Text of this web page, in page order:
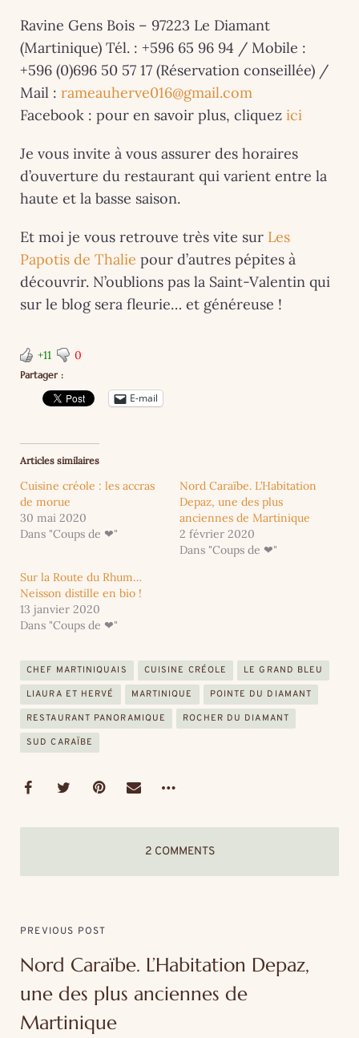
Ravine Gens Bois – 97223 Le Diamant
(Martinique) Tél. : +596 65 96 94 / Mobile :
+596 (0)696 50 57 17 (Réservation conseillée) /
Mail : rameauherve016@gmail.com
Facebook : pour en savoir plus, cliquez ici
Je vous invite à vous assurer des horaires
d’ouverture du restaurant qui varient entre la
haute et la basse saison.
Et moi je vous retrouve très vite sur Les
Papotis de Thalie pour d’autres pépites à
découvrir. N’oublions pas la Saint-Valentin qui
sur le blog sera fleurie… et généreuse !
+11 0
Partager :
E-mail
Articles similaires
Cuisine créole : les accras
de morue
30 mai 2020
Dans "Coups de ❤"
Nord Caraïbe. L’Habitation
Depaz, une des plus
anciennes de Martinique
2 février 2020
Dans "Coups de ❤"
Sur la Route du Rhum…
Neisson distille en bio !
13 janvier 2020
Dans "Coups de ❤"
CHEF MARTINIQUAIS CUISINE CRÉOLE LE GRAND BLEU
LIAURA ET HERVÉ MARTINIQUE POINTE DU DIAMANT
RESTAURANT PANORAMIQUE ROCHER DU DIAMANT
SUD CARAÏBE
2 COMMENTS
PREVIOUS POST
Nord Caraïbe. L’Habitation Depaz,
une des plus anciennes de
Martinique